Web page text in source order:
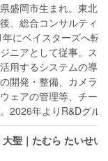
盛岡市生まれ。東北
、総合コンサルティ
にベイスターズへ転
ニアとして従事。ス
用するシステムの導
開発・整備、カメラ
ェアの管理等、チー
2026年よりR&Dグル
聖｜たむら たいせい